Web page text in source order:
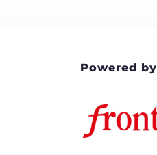
Powered by